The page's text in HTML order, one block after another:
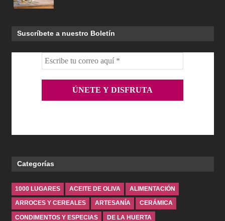
Suscríbete a nuestro Boletín
Categorías
1000 LUGARES ACEITE DE OLIVA ALIMENTACIÓN
ARROCES Y CEREALES ARTESANÍA CERÁMICA
CONDIMENTOS Y ESPECIAS DE LA HUERTA